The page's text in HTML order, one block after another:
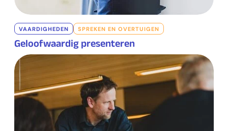
VAARDIGHEDEN SPREKEN EN OVERTUIGEN
Geloofwaardig presenteren